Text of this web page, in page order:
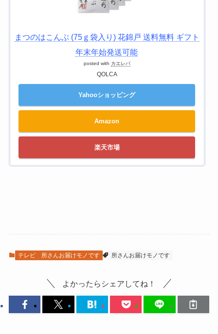
まつのはこんぶ (75ｇ袋入り) 花錦戸 送料無料 ギフト
年末年始発送可能
posted with カエレバ
QOLCA
Yahooショッピング
Amazon
楽天市場
テレビ 所さんお届けモノです 所さんお届けモノです
よかったらシェアしてね！